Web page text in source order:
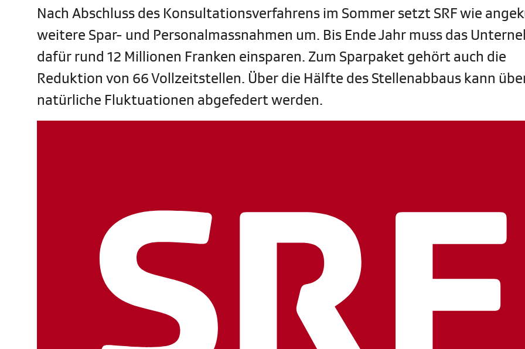
Nach Abschluss des Konsultationsverfahrens im Sommer setzt SRF wie
weitere Spar- und Personalmassnahmen um. Bis Ende Jahr muss das
dafür rund 12 Millionen Franken einsparen. Zum Sparpaket gehört auch die
Reduktion von 66 Vollzeitstellen. Über die Hälfte des Stellenabbaus kann
natürliche Fluktuationen abgefedert werden.